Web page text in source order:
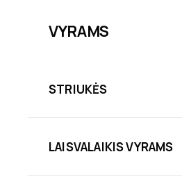
VYRAMS
STRIUKĖS
LAISVALAIKIS VYRAMS